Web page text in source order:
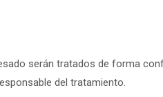
serán tratados de forma
del tratamiento.